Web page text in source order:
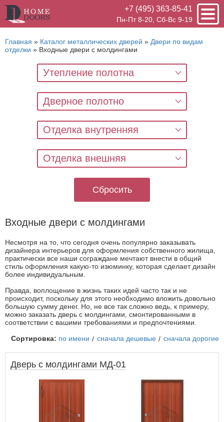
+7 (495) 363-85-41
Пн-Пт 8-20, Сб-Вс 9-19
Главная » Каталог металлических дверей » Двери по видам
отделки » Входные двери с молдингами
Утепление полотна
Дверное полотно
Отделка внутренняя
Отделка внешняя
Сбросить
Входные двери с молдингами
Несмотря на то, что сегодня очень популярно заказывать
дизайнера интерьеров для оформления собственного жилища,
практически все наши сограждане мечтают внести в общий
стиль оформления какую-то изюминку, которая сделает дизайн
более индивидуальным.
Правда, воплощение в жизнь таких идей часто так и не
происходит, поскольку для этого необходимо вложить довольно
большую сумму денег. Но, не все так сложно ведь, к примеру,
можно заказать дверь с молдингами, смонтированными в
соответствии с вашими требованиями и предпочтениями.
Сортировка: по имени сначала дешевые сначала дорогие
Дверь с молдингами МД-01